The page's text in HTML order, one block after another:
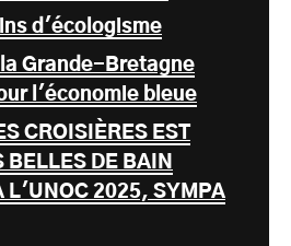
d'écologisme
la Grande-Bretagne
l'économie bleue
CROISIÈRES EST
BELLES DE BAIN
L'UNOC 2025, SYMPA